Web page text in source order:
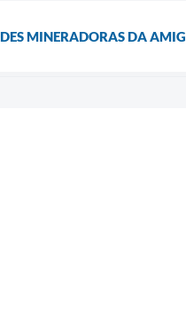
MINERADORAS DA AMIG